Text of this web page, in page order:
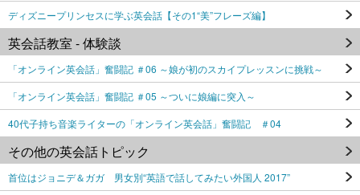
ディズニープリンセスに学ぶ英会話【その1“美”フレーズ編】
英会話教室 - 体験談
「オンライン英会話」奮闘記 ＃06 ～娘が初のスカイプレッスンに挑戦～
「オンライン英会話」奮闘記 ＃05 ～ついに娘編に突入～
40代子持ち音楽ライターの「オンライン英会話」奮闘記 ＃04
その他の英会話トピック
首位はジョニデ＆ガガ 男女別“英語で話してみたい外国人 2017”